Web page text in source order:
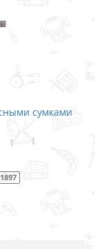
сумками